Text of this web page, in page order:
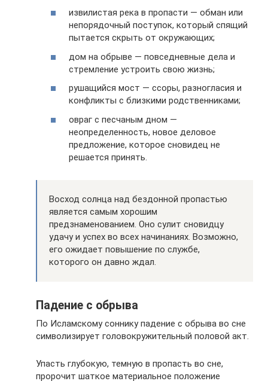
извилистая река в пропасти — обман или
непорядочный поступок, который спящий
пытается скрыть от окружающих;
дом на обрыве — повседневные дела и
стремление устроить свою жизнь;
рушащийся мост — ссоры, разногласия и
конфликты с близкими родственниками;
овраг с песчаным дном —
неопределенность, новое деловое
предложение, которое сновидец не
решается принять.
Восход солнца над бездонной пропастью
является самым хорошим
предзнаменованием. Оно сулит сновидцу
удачу и успех во всех начинаниях. Возможно,
его ожидает повышение по службе,
которого он давно ждал.
Падение с обрыва
По Исламскому соннику падение с обрыва во сне
символизирует головокружительный половой акт.
Упасть глубокую, темную в пропасть во сне,
пророчит шаткое материальное положение